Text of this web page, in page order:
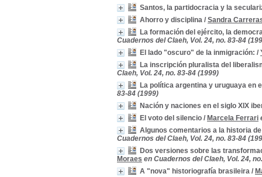
Santos, la partidocracia y la
Ahorro y disciplina / Sandra
La formación del ejército, la
Cuadernos del Claeh, Vol. 24, no. 83-84
El lado "oscuro" de la inmigración: /
La inscripción pluralista del
Claeh, Vol. 24, no. 83-84 (1999)
La política argentina y uruguaya en
83-84 (1999)
Nación y naciones en el siglo XIX
El voto del silencio / Marcela Ferrari
Algunos comentarios a la historia
Cuadernos del Claeh, Vol. 24, no. 83-84
Dos versiones sobre las
Moraes en Cuadernos del Claeh, Vol. 24,
A "nova" historiografía brasileira /